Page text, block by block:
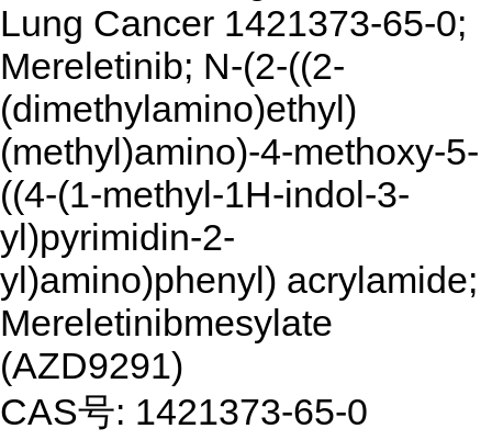
Lung Cancer 1421373-65-0;
Mereletinib; N-(2-((2-
(dimethylamino)ethyl)
(methyl)amino)-4-methoxy-5-
((4-(1-methyl-1H-indol-3-
yl)pyrimidin-2-
yl)amino)phenyl) acrylamide;
Mereletinibmesylate
(AZD9291)
CAS号: 1421373-65-0